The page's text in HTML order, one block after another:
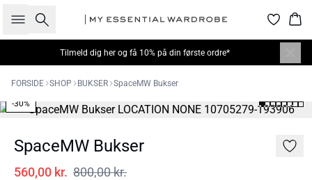
Søg
Tilmeld dig her og få 10% på din første ordre*
FORSIDE SHOP BUKSER SpaceMW Bukser
-30%
SpaceMW Bukser
560,00 kr. 800,00 kr.